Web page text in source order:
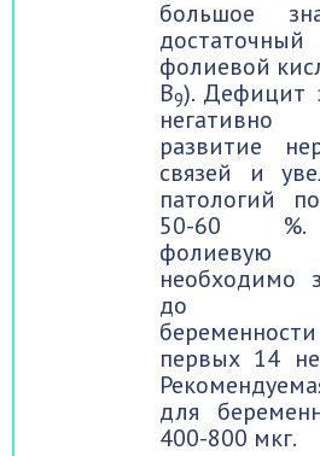
большое
фолиевой
B9). Дефицит
развитие
связей и
патологий
50-60 %.
необходимо
до
первых 14
для
400-800 мкг.